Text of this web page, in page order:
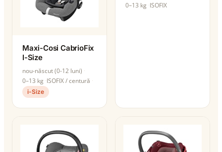
Maxi-Cosi CabrioFix
I-Size
nou-născut (0-12 luni)
0–13 kg ISOFIX / centură
i-Size
0–13 kg ISOFIX